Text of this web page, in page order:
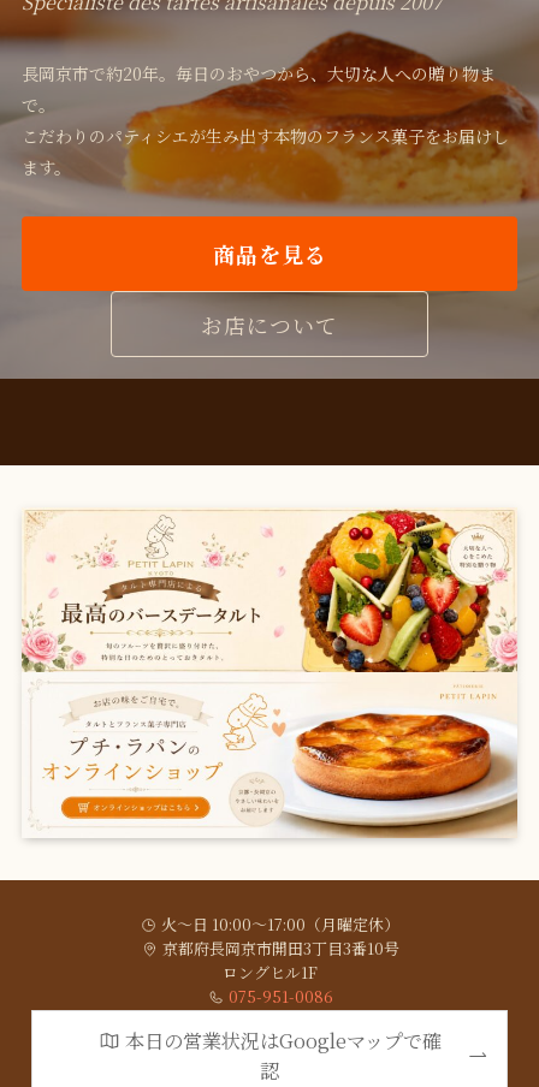
長岡京市で約20年。毎日のおやつから、大切な人への贈り物ま
で。
こだわりのパティシエが生み出す本物のフランス菓子をお届けし
ます。
商品を見る
お店について
火〜日 10:00〜17:00（月曜定休）
京都府長岡京市開田3丁目3番10号
ロングヒル1F
075-951-0086
本日の営業状況はGoogleマップで確
認